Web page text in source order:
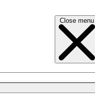
Close menu